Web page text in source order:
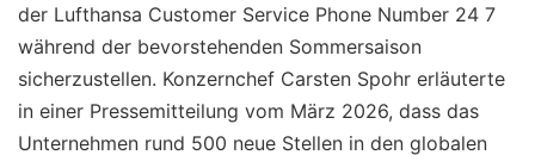
der Lufthansa Customer Service Phone Number 24 7
während der bevorstehenden Sommersaison
sicherzustellen. Konzernchef Carsten Spohr erläuterte
in einer Pressemitteilung vom März 2026, dass das
Unternehmen rund 500 neue Stellen in den globalen